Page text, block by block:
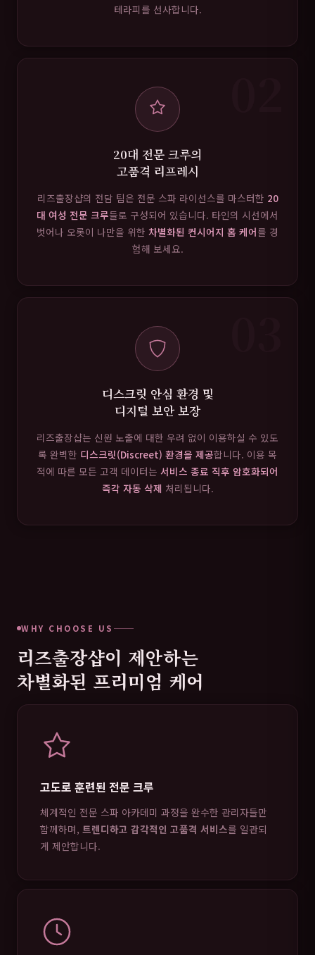
테라피를 선사합니다.
20대 전문 크루의
고품격 리프레시
리즈출장샵의 전담 팀은 전문 스파 라이선스를 마스터한 20
대 여성 전문 크루들로 구성되어 있습니다. 타인의 시선에서
벗어나 오롯이 나만을 위한 차별화된 컨시어지 홈 케어를 경
험해 보세요.
디스크릿 안심 환경 및
디지털 보안 보장
리즈출장샵는 신원 노출에 대한 우려 없이 이용하실 수 있도
록 완벽한 디스크릿(Discreet) 환경을 제공합니다. 이용 목
적에 따른 모든 고객 데이터는 서비스 종료 직후 암호화되어
즉각 자동 삭제 처리됩니다.
WHY CHOOSE US
리즈출장샵이 제안하는
차별화된 프리미엄 케어
고도로 훈련된 전문 크루
체계적인 전문 스파 아카데미 과정을 완수한 관리자들만
함께하며, 트렌디하고 감각적인 고품격 서비스를 일관되
게 제안합니다.